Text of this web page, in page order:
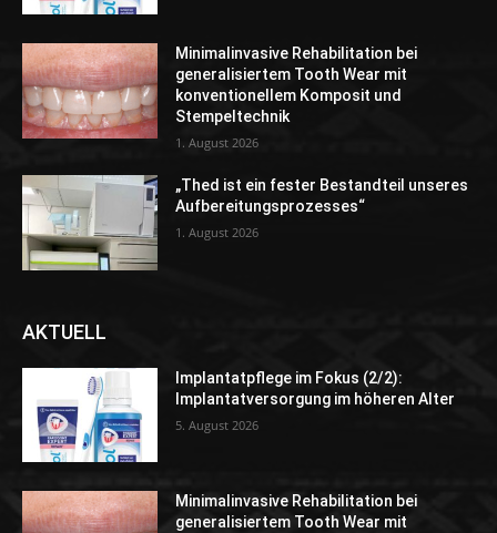
Minimalinvasive Rehabilitation bei
generalisiertem Tooth Wear mit
konventionellem Komposit und
Stempeltechnik
1. August 2026
„Thed ist ein fester Bestandteil unseres
Aufbereitungsprozesses“
1. August 2026
AKTUELL
Implantatpflege im Fokus (2/2):
Implantatversorgung im höheren Alter
5. August 2026
Minimalinvasive Rehabilitation bei
generalisiertem Tooth Wear mit